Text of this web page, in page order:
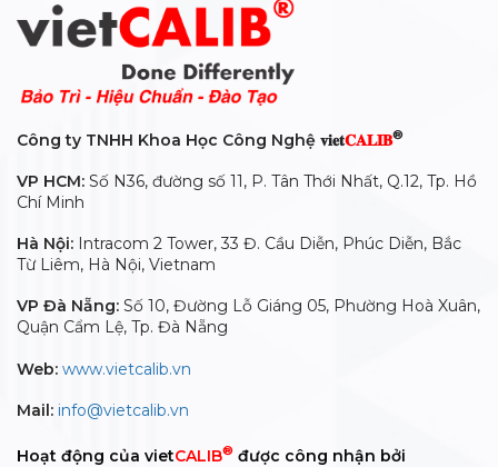
Công ty TNHH Khoa Học Công Nghệ 𝐯𝐢𝐞𝐭𝐂𝐀𝐋𝐈𝐁®
VP HCM: Số N36, đường số 11, P. Tân Thới Nhất, Q.12, Tp. Hồ
Chí Minh
Hà Nội: Intracom 2 Tower, 33 Đ. Cầu Diễn, Phúc Diễn, Bắc
Từ Liêm, Hà Nội, Vietnam
VP Đà Nẵng: Số 10, Đường Lỗ Giáng 05, Phường Hoà Xuân,
Quận Cẩm Lệ, Tp. Đà Nẵng
Web: www.vietcalib.vn
Mail: info@vietcalib.vn
Hoạt động của vietCALIB® được công nhận bởi